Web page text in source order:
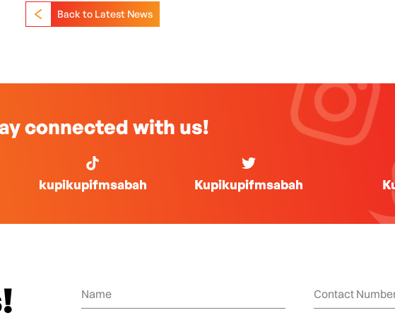
Back to Latest News
connected with us!
kupikupifmsabah Kupikupifmsabah